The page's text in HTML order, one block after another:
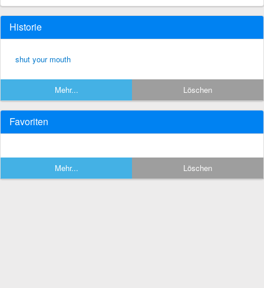
Historie
shut your mouth
Mehr... Löschen
Favoriten
Mehr... Löschen